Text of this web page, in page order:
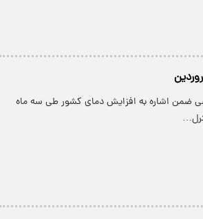
ضمن اشاره به افزایش دمای کشور طی سه ماه